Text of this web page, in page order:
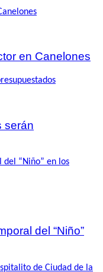
en Canelones
serán
del “Niño”